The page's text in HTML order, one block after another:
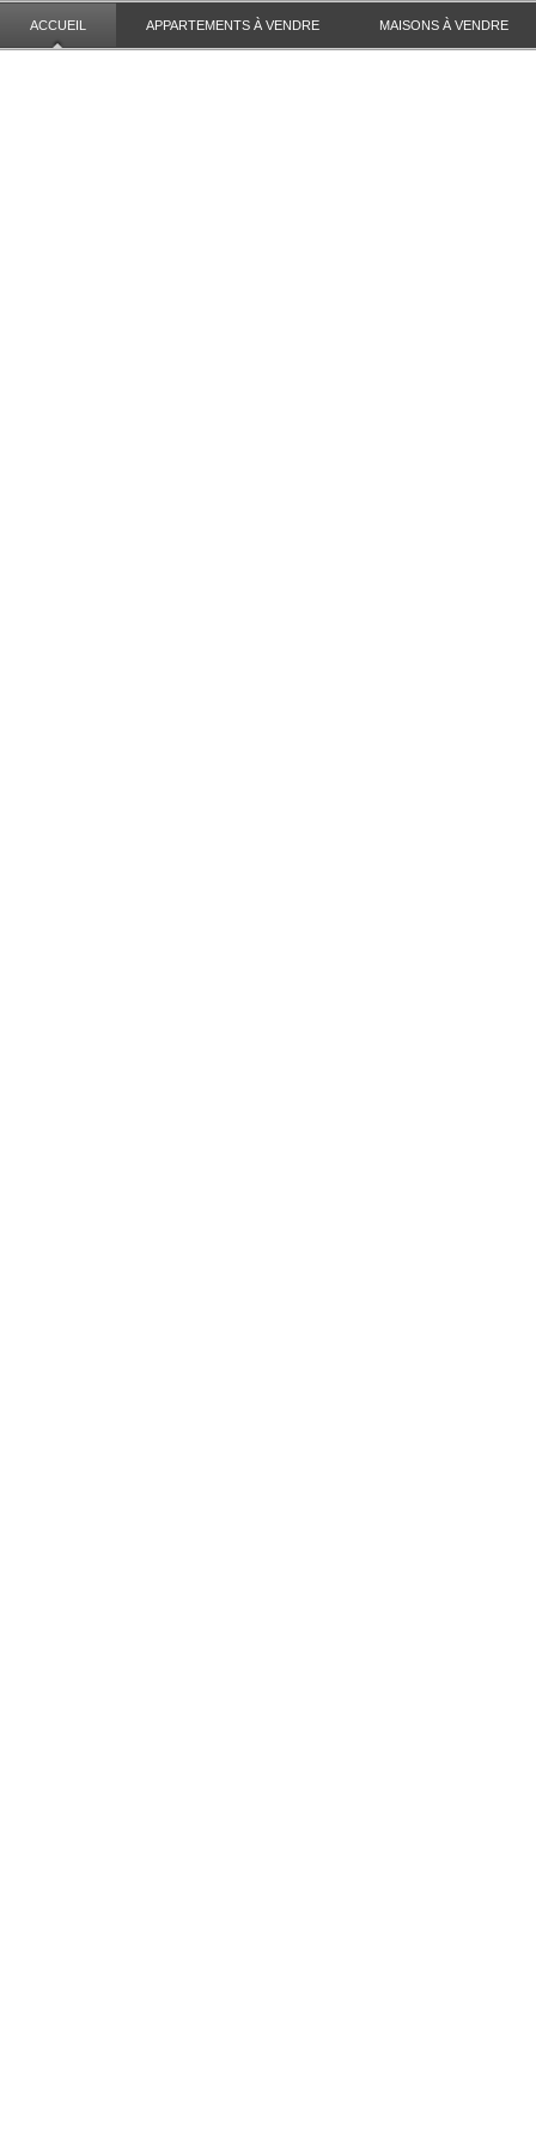
ACCUEIL APPARTEMENTS À VENDRE MAISONS À VENDRE